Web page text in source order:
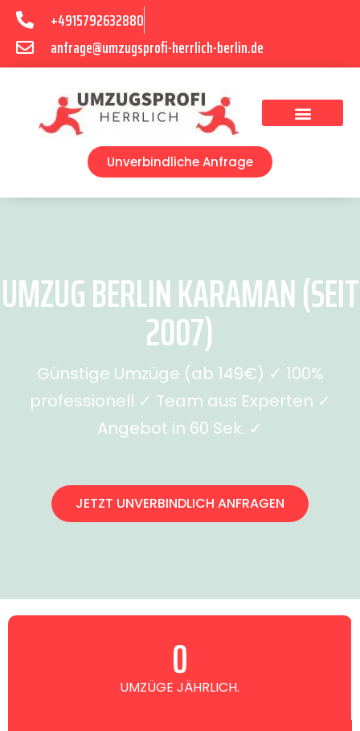
+4915792632880
anfrage@umzugsprofi-herrlich-berlin.de
Unverbindliche Anfrage
UMZUG BERLIN KARAMAN (SEIT
2007)
Günstige Umzüge (ab 149€) ✓ 100%
professionell ✓ Team aus Experten ✓
Angebot in 60 Sek. ✓
JETZT UNVERBINDLICH ANFRAGEN
UMZÜGE JÄHRLICH.
0